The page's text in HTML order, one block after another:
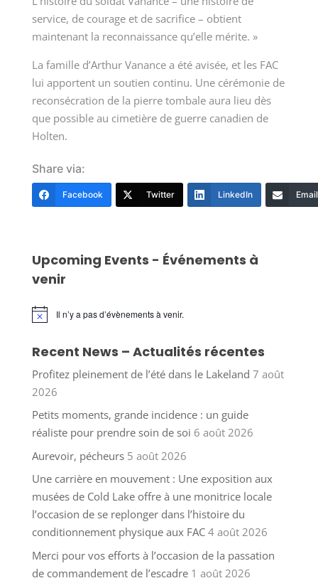
service, de courage et de sacrifice – obtient
maintenant la reconnaissance qu’elle mérite. »
La famille d’Arthur Vanance a été avisée, et les FAC
lui apportent un soutien continu. Une cérémonie de
reconsécration de la pierre tombale aura lieu dès
que possible au cimetière de guerre canadien de
Holten.
Share via:
Facebook Twitter LinkedIn Email
Upcoming Events - Événements à
venir
Notice Il n’y a pas d’évènements à venir.
Recent News – Actualités récentes
Profitez pleinement de l’été dans le Lakeland 7 août
2026
Petits moments, grande incidence : un guide
réaliste pour prendre soin de soi 6 août 2026
Aurevoir, pécheurs 5 août 2026
Une carrière en mouvement : Une exposition aux
musées de Cold Lake offre à une monitrice locale
l’occasion de se replonger dans l’histoire du
conditionnement physique aux FAC 4 août 2026
Merci pour vos efforts à l’occasion de la passation
de commandement de l’escadre 1 août 2026